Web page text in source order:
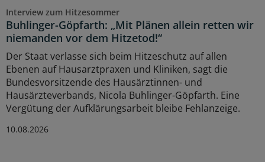
Interview zum Hitzesommer
Buhlinger-Göpfarth: „Mit Plänen allein retten wir
niemanden vor dem Hitzetod!“
Der Staat verlasse sich beim Hitzeschutz auf allen
Ebenen auf Hausarztpraxen und Kliniken, sagt die
Bundesvorsitzende des Hausärztinnen- und
Hausärzteverbands, Nicola Buhlinger-Göpfarth. Eine
Vergütung der Aufklärungsarbeit bleibe Fehlanzeige.
10.08.2026